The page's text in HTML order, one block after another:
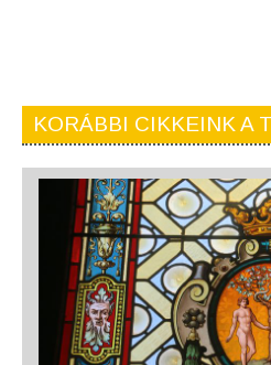
KORÁBBI CIKKEINK A